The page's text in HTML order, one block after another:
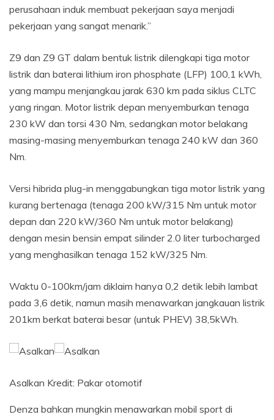
perusahaan induk membuat pekerjaan saya menjadi
pekerjaan yang sangat menarik.”
Z9 dan Z9 GT dalam bentuk listrik dilengkapi tiga motor
listrik dan baterai lithium iron phosphate (LFP) 100,1 kWh,
yang mampu menjangkau jarak 630 km pada siklus CLTC
yang ringan. Motor listrik depan menyemburkan tenaga
230 kW dan torsi 430 Nm, sedangkan motor belakang
masing-masing menyemburkan tenaga 240 kW dan 360
Nm.
Versi hibrida plug-in menggabungkan tiga motor listrik yang
kurang bertenaga (tenaga 200 kW/315 Nm untuk motor
depan dan 220 kW/360 Nm untuk motor belakang)
dengan mesin bensin empat silinder 2.0 liter turbocharged
yang menghasilkan tenaga 152 kW/325 Nm.
Waktu 0-100km/jam diklaim hanya 0,2 detik lebih lambat
pada 3,6 detik, namun masih menawarkan jangkauan listrik
201km berkat baterai besar (untuk PHEV) 38,5kWh.
Asalkan Kredit: Pakar otomotif
Denza bahkan mungkin menawarkan mobil sport di